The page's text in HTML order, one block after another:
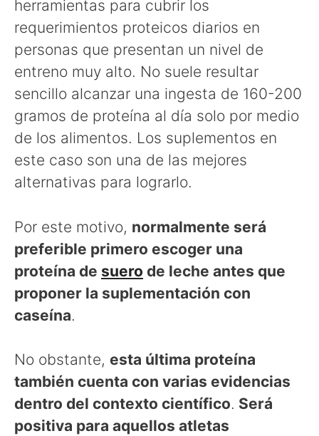
herramientas para cubrir los
requerimientos proteicos diarios en
personas que presentan un nivel de
entreno muy alto. No suele resultar
sencillo alcanzar una ingesta de 160-200
gramos de proteína al día solo por medio
de los alimentos. Los suplementos en
este caso son una de las mejores
alternativas para lograrlo.
Por este motivo, normalmente será
preferible primero escoger una
proteína de suero de leche antes que
proponer la suplementación con
caseína.
No obstante, esta última proteína
también cuenta con varias evidencias
dentro del contexto científico. Será
positiva para aquellos atletas